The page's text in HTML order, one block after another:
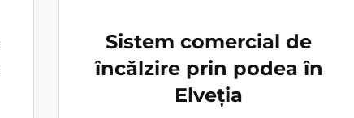
Sistem comercial de
încălzire prin podea în
Elveția